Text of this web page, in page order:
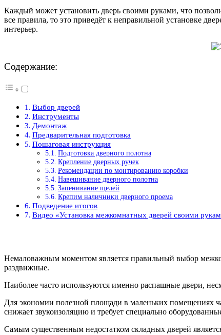
Каждый может установить дверь своими руками, что
все правила, то это приведёт к неправильной установке
интерьер.
Содержание:
Выбор дверей
Инструменты
Демонтаж
Предварительная подготовка
Пошаговая инструкция
Подготовка дверного полотна
Крепление дверных ручек
Рекомендации по монтированию коробки
Навешивание дверного полотна
Запенивание щелей
Крепим наличники дверного проема
Подведение итогов
Видео «Установка межкомнатных дверей своими
Немаловажным моментом является правильный выбор
раздвижные.
Наиболее часто используются именно распашные двери,
Для экономии полезной площади в маленьких помещениях
снижает звукоизоляцию и требует специально
Самым существенным недостатком складных дверей